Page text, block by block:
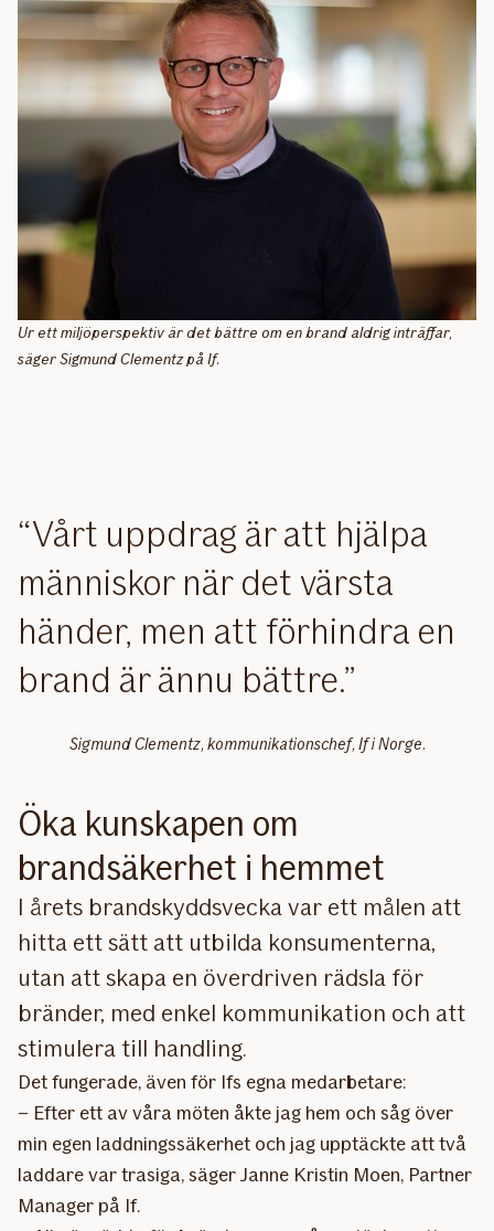
Ur ett miljöperspektiv är det bättre om en brand aldrig inträffar,
säger Sigmund Clementz på If.
Vårt uppdrag är att hjälpa
människor när det värsta
händer, men att förhindra en
brand är ännu bättre.
Sigmund Clementz, kommunikationschef, If i Norge.
Öka kunskapen om
brandsäkerhet i hemmet
I årets brandskyddsvecka var ett målen att
hitta ett sätt att utbilda konsumenterna,
utan att skapa en överdriven rädsla för
bränder, med enkel kommunikation och att
stimulera till handling.
Det fungerade, även för Ifs egna medarbetare:
– Efter ett av våra möten åkte jag hem och såg över
min egen laddningssäkerhet och jag upptäckte att två
laddare var trasiga, säger Janne Kristin Moen, Partner
Manager på If.